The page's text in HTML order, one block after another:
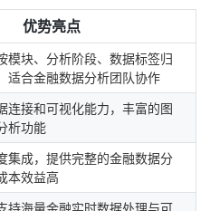
优势亮点
模块、分析阶段、数据标签归
适合金融数据分析团队协作
连接和可视化能力，丰富的图
析功能
集成，提供完整的金融数据分
本效益高
持海量金融实时数据处理与可